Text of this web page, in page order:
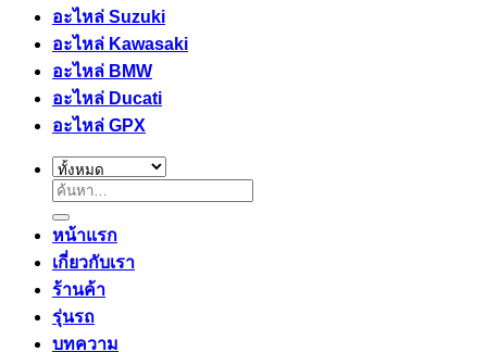
อะไหล่ Suzuki
อะไหล่ Kawasaki
อะไหล่ BMW
อะไหล่ Ducati
อะไหล่ GPX
ค้นหา:
หน้าแรก
เกี่ยวกับเรา
ร้านค้า
รุ่นรถ
บทความ